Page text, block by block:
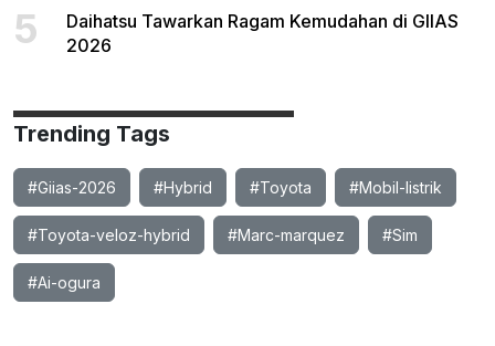
5
Daihatsu Tawarkan Ragam Kemudahan di GIIAS
2026
Trending Tags
#Giias-2026 #Hybrid #Toyota #Mobil-listrik
#Toyota-veloz-hybrid #Marc-marquez #Sim
#Ai-ogura